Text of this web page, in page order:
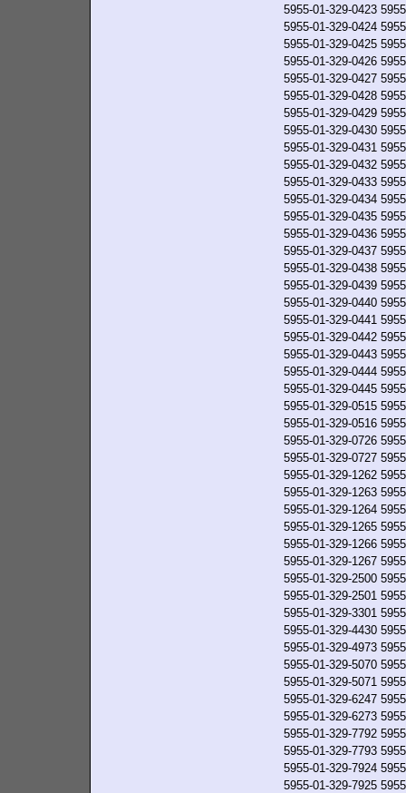
5955-01-329-0423
5955-01-329-0424
5955-01-329-0425
5955-01-329-0426
5955-01-329-0427
5955-01-329-0428
5955-01-329-0429
5955-01-329-0430
5955-01-329-0431
5955-01-329-0432
5955-01-329-0433
5955-01-329-0434
5955-01-329-0435
5955-01-329-0436
5955-01-329-0437
5955-01-329-0438
5955-01-329-0439
5955-01-329-0440
5955-01-329-0441
5955-01-329-0442
5955-01-329-0443
5955-01-329-0444
5955-01-329-0445
5955-01-329-0515
5955-01-329-0516
5955-01-329-0726
5955-01-329-0727
5955-01-329-1262
5955-01-329-1263
5955-01-329-1264
5955-01-329-1265
5955-01-329-1266
5955-01-329-1267
5955-01-329-2500
5955-01-329-2501
5955-01-329-3301
5955-01-329-4430
5955-01-329-4973
5955-01-329-5070
5955-01-329-5071
5955-01-329-6247
5955-01-329-6273
5955-01-329-7792
5955-01-329-7793
5955-01-329-7924
5955-01-329-7925